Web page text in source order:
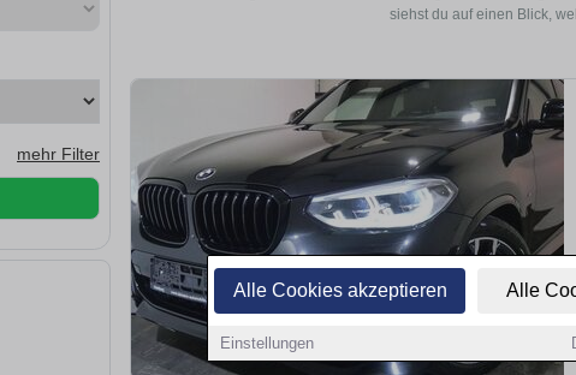
Alle Cookies akzeptieren Alle
Einstellungen
mehr Filter
siehst du auf einen Blick,